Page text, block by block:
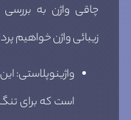
چاقی واژن به
زیبائی واژن خواهیم
واژینوپلاستی:
است که برای